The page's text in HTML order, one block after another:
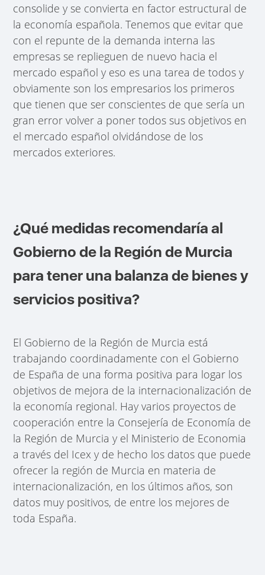
consolide y se convierta en factor estructural de
la economía española. Tenemos que evitar que
con el repunte de la demanda interna las
empresas se replieguen de nuevo hacia el
mercado español y eso es una tarea de todos y
obviamente son los empresarios los primeros
que tienen que ser conscientes de que sería un
gran error volver a poner todos sus objetivos en
el mercado español olvidándose de los
mercados exteriores.
¿Qué medidas recomendaría al
Gobierno de la Región de Murcia
para tener una balanza de bienes y
servicios positiva?
El Gobierno de la Región de Murcia está
trabajando coordinadamente con el Gobierno
de España de una forma positiva para logar los
objetivos de mejora de la internacionalización de
la economía regional. Hay varios proyectos de
cooperación entre la Consejería de Economía de
la Región de Murcia y el Ministerio de Economia
a través del Icex y de hecho los datos que puede
ofrecer la región de Murcia en materia de
internacionalización, en los últimos años, son
datos muy positivos, de entre los mejores de
toda España.